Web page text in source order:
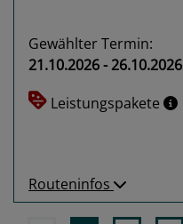
Gewählter Termin:
21.10.2026 - 26.10.2026
Leistungspakete
Routeninfos